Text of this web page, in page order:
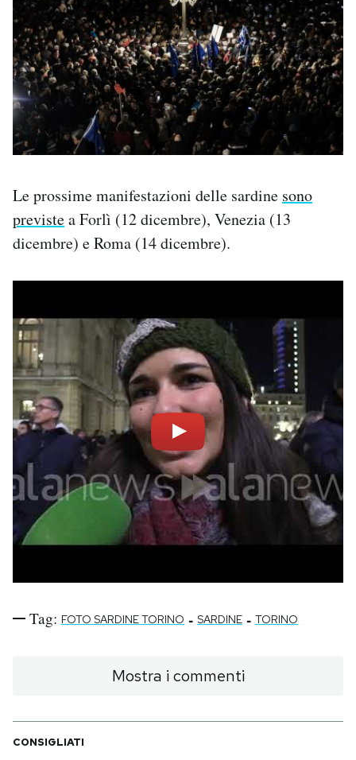
Le prossime manifestazioni delle sardine sono
previstea Forlì (12 dicembre), Venezia (13
dicembre) e Roma (14 dicembre).
Tag: FOTO SARDINE TORINO - SARDINE - TORINO
Mostra i commenti
CONSIGLIATI